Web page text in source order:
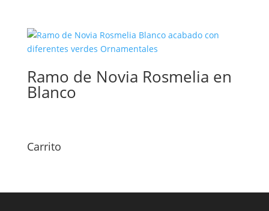
Ramo de Novia Rosmelia en
Blanco
Carrito